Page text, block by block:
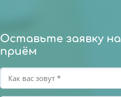
Оставьте заявку на
приём